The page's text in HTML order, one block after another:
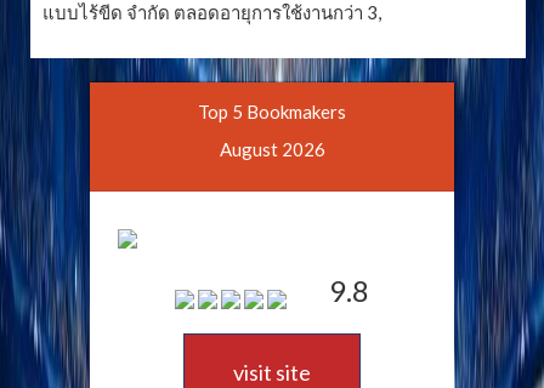
แบบไร้ขีด จำกัด ตลอดอายุการใช้งานกว่า 3,
Top 5 Bookmakers
August 2026
9.8
visit site